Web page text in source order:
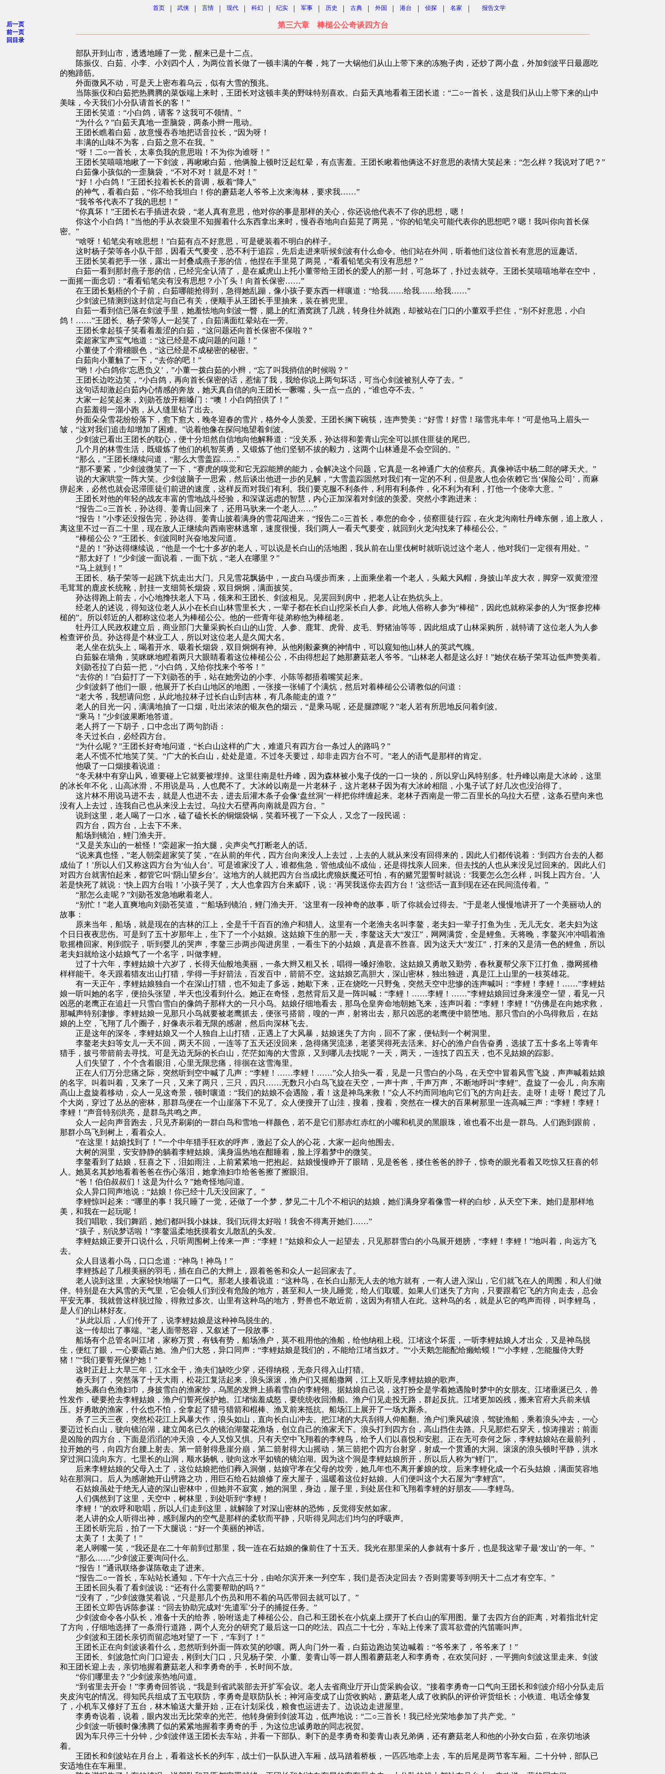
首页 | 武侠 | 言情 | 现代 | 科幻 | 纪实 | 军事 | 历史 | 古典 | 外国 | 港台 | 侦探 | 名家 | 报告文学
后一页
前一页
回目录
第三六章 棒槌公公奇谈四方台
部队开到山市，透透地睡了一觉，醒来已是十二点。
陈振仪、白茹、小李、小刘四个人，为两位首长做了一顿丰满的午餐，炖了一大锅他们从山上带下来的冻狍子肉，还炒了两小盘，外加剑波平日最愿吃
的狍蹄筋。
外面微风不动，可是天上密布着乌云，似有大雪的预兆。
当陈振仪和白茹把热腾腾的菜饭端上来时，王团长对这顿丰美的野味特别喜欢。白茹天真地看着王团长道：“二○一首长，这是我们从山上带下来的山中
美味，今天我们小分队请首长的客！”
王团长笑道：“小白鸽，请客？这我可不领情。”
“为什么？”白茹天真地一歪脑袋，两条小辫一甩动。
王团长瞧着白茹，故意慢吞吞地把话音拉长，“因为呀！
丰满的山味不为客，白茹之意不在我。”
“呀！二○一首长，太辜负我的意思啦！不为你为谁呀！”
王团长笑嘻嘻地瞅了一下剑波，再瞅瞅白茹，他俩脸上顿时泛起红晕，有点害羞。王团长瞅着他俩这不好意思的表情大笑起来：“怎么样？我说对了吧？”
白茹像小孩似的一歪脑袋，“不对不对！就是不对！”
“好！小白鸽！”王团长拉着长长的音调，板着“降人”
的神气，看着白茹，“你不给我坦白！你的蘑菇老人爷爷上次来海林，要求我……”
“我爷爷代表不了我的思想！”
“你真坏！”王团长右手插进衣袋，“老人真有意思，他对你的事是那样的关心，你还说他代表不了你的思想，嗯！
你这个小白鸽！”当他的手从衣袋里不知握着什么东西拿出来时，慢吞吞地向白茹晃了两晃，“你的铅笔尖可能代表你的思想吧？嗯！我叫你向首长保
密。”
“啥呀！铅笔尖有啥思想！”白茹有点不好意思，可是硬装着不明白的样子。
这时杨子荣等各小队干部，因看天气要变，恐不利于追踪，先后走进来听候剑波有什么命令。他们站在外间，听着他们这位首长有意思的逗趣话。
王团长笑着把手一张，露出一封叠成燕子形的信，他捏在手里晃了两晃，“看看铅笔尖有没有思想？”
白茹一看到那封燕子形的信，已经完全认清了，是在威虎山上托小董带给王团长的爱人的那一封，可急坏了，扑过去就夺。王团长笑嘻嘻地举在空中，
一面摇一面念叨：“看看铅笔尖有没有思想？小丫头！向首长保密……”
在王团长魁梧的个子前，白茹哪能抢得到，急得她乱蹦，像小孩子要东西一样嚷道：“给我……给我……给我……”
少剑波已猜测到这封信定与自己有关，便顺手从王团长手里抽来，装在裤兜里。
白茹一看到信已落在剑波手里，她羞怯地向剑波一瞥，腮上的红酒窝跳了几跳，转身往外就跑，却被站在门口的小董双手拦住，“别不好意思，小白
鸽！……”王团长、杨子荣等人一起笑了，白茹满面红晕站在一旁。
王团长拿起筷子笑看着羞涩的白茹，“这问题还向首长保密不保啦？”
栾超家宝声宝气地道：“这已经是不成问题的问题！”
小董使了个滑稽眼色，“这已经是不成秘密的秘密。”
白茹向小董触了一下，“去你的吧！”
“哟！小白鸽你‘忘恩负义’，”小董一拨白茹的小辫，“忘了叫我捎信的时候啦？”
王团长边吃边笑，“小白鸽，再向首长保密的话，惹恼了我，我给你说上两句坏话，可当心剑波被别人夺了去。”
这句话却激起白茹内心情感的奔放，她天真自信的向王团长一噘嘴，头一点一点的，“谁也夺不去。”
大家一起笑起来，刘勋苍放开粗嗓门：“噢！小白鸽招供了！”
白茹羞得一溜小跑，从人缝里钻了出去。
外面朵朵雪花纷纷落下，愈下愈大，晚冬迎春的雪片，格外令人羡爱。王团长搁下碗筷，连声赞美：“好雪！好雪！瑞雪兆丰年！”可是他马上眉头一
皱，“这对我们追击却增加了困难。”说着他像在探问地望着剑波。
少剑波已看出王团长的耽心，便十分坦然自信地向他解释道：“没关系，孙达得和姜青山完全可以抓住匪徒的尾巴。
几个月的林雪生活，既锻炼了他们的机智英勇，又锻炼了他们坚韧不拔的毅力，这两个山林通是不会空回的。”
“那么，”王团长继续问道，“那么大雪盖踪……”
“那不要紧，”少剑波微笑了一下，“赛虎的嗅觉和它无踪能辨的能力，会解决这个问题，它真是一名神通广大的侦察兵。真像神话中杨二郎的哮天犬。”
说的大家哄堂一阵大笑。少剑波脑子一思索，然后谈出他进一步的见解，“大雪盖踪固然对我们有一定的不利，但是敌人也会依赖它当‘保险公司’，而麻
痹起来，必然也就会迟滞匪徒们前进的速度，这样反而对我们有利。我们要克服不利条件，利用有利条件，化不利为有利，打他一个侥幸大意。”
王团长对他的年轻的战友丰富的雪地战斗经验，和深谋远虑的智慧，内心正加深着对剑波的羡爱。突然小李跑进来：
“报告二○三首长，孙达得、姜青山回来了，还用马驮来一个老人……”
“报告！”小李还没报告完，孙达得、姜青山披着满身的雪花闯进来，“报告二○三首长，奉您的命令，侦察匪徒行踪，在火龙沟南牡丹峰东侧，追上敌人，
离这里不过一百二十里，现在敌人正继续向西南密林逃窜，速度很慢。我们两人一看天气要变，就回到火龙沟找来了棒槌公公。”
“棒槌公公？”王团长、剑波同时兴奋地发问道。
“是的！”孙达得继续说，“他是一个七十多岁的老人，可以说是长白山的活地图，我从前在山里伐树时就听说过这个老人，他对我们一定很有用处。”
“那太好了！”少剑波一面说着，一面下炕，“老人在哪里？”
“马上就到！”
王团长、杨子荣等一起跳下炕走出大门。只见雪花飘扬中，一皮白马缓步而来，上面乘坐着一个老人，头戴大风帽，身披山羊皮大衣，脚穿一双黄澄澄
毛茸茸的鹿皮长统靴，肘挂一支细筒长烟袋，双目炯炯，满面披笑。
孙达得跑上前去，小心地搀扶老人下马，领来和王团长、剑波相见。见罢回到房中，把老人让在热炕头上。
经老人的述说，得知这位老人从小在长白山林雪里长大，一辈子都在长白山挖采长白人参。此地人俗称人参为“棒槌”，因此也就称采参的人为“抠参挖棒
槌的”。所以邻近的人都称这位老人为棒槌公公。他的一些青年徒弟称他为棒槌老。
牡丹江人民政权建立后，商业部门大量采购长白山的山货、人参、鹿茸、虎骨、皮毛、野猪油等等，因此组成了山林采购所，就特请了这位老人为人参
检查评价员。孙达得是个林业工人，所以对这位老人是久闻大名。
老人坐在炕头上，喝着开水、吸着长烟袋，双目炯炯有神。从他刚毅豪爽的神情中，可以窥知他山林人的英武气魄。
白茹躲在墙角，笑眯眯地瞪着两只大眼睛看着这位棒槌公公，不由得想起了她那蘑菇老人爷爷。“山林老人都是这么好！”她伏在杨子荣耳边低声赞美着。
刘勋苍拉了白茹一把，“小白鸽，又给你找来个爷爷！”
“去你的！”白茹打了一下刘勋苍的手，站在她旁边的小李、小陈等都捂着嘴笑起来。
少剑波斜了他们一眼，他展开了长白山地区的地图，一张接一张铺了个满炕，然后对着棒槌公公请教似的问道：
“老大爷，我想请问您，从此地拉林子过长白山到吉林，有几条能走的道？”
老人的目光一闪，满满地抽了一口烟，吐出浓浓的银灰色的烟云，“是乘马呢，还是腿蹽呢？”老人若有所思地反问着剑波。
“乘马！”少剑波果断地答道。
老人捋了一下胡子，口中念出了两句韵语：
冬天过长白，必经四方台。
“为什么呢？”王团长好奇地问道，“长白山这样的广大，难道只有四方台一条过人的路吗？”
老人不慌不忙地笑了笑。“广大的长白山，处处是道。不过冬天要过，却非走四方台不可。”老人的语气是那样的肯定。
他吸了一口烟接着说道：
“冬天林中有穿山风，谁要碰上它就要被埋掉。这里往南是牡丹峰，因为森林被小鬼子伐的一口一块的，所以穿山风特别多。牡丹峰以南是大冰岭，这里
的冰长年不化，山高冰滑，不用说是马，人也爬不了。大冰岭以南是一片老林子，这片老林子因为有大冰岭相阻，小鬼子试了好几次也没治得了。
这片林不用说马进不去，就是人也进不去，进去后灌木条子会像‘盘丝洞’一样把你绊缠起来。老林子西南是一带二百里长的乌拉大石壁，这条石壁向来也
没有人上去过，连我自己也从来没上去过。乌拉大石壁再向南就是四方台。”
说到这里，老人喝了一口水，磕了磕长长的铜烟袋锅，笑着环视了一下众人，又念了一段民谣：
四方台，四方台，上去下不来。
船场到镜泊，鲤门渔夫开。
“又是关东山的一桩怪！”栾超家一拍大腿，尖声尖气打断老人的话。
“说来真也怪，”老人朝栾超家笑了笑，“在从前的年代，四方台向来没人上去过，上去的人就从来没有回得来的，因此人们都传说着：‘到四方台去的人都
成仙了！’所以人们又称这四方台为‘仙人台’。可是谁家没了人，谁都焦急，管他成仙不成仙，还是得找亲人回来。但去找的人也从来没见过回来的。因此人们
对四方台就害怕起来，都管它叫‘阴山望乡台’。这地方的人就把四方台当成比虎狼妖魔还可怕，有的赌咒盟誓时就说：‘我要怎么怎么样，叫我上四方台。’人
若是快死了就说：‘快上四方台啦！’小孩子哭了，大人也拿四方台来威吓，说：‘再哭我送你去四方台！’这些话一直到现在还在民间流传着。”
“那怎么走呢？”刘勋苍发急地瞅着老人。
“别忙！”老人直爽地向刘勋苍笑道，“‘船场到镜泊，鲤门渔夫开。’这里有一段神奇的故事，听了你就会过得去。”于是老人慢慢地讲开了一个美丽动人的
故事：
原来当年，船场，就是现在的吉林的江上，全是千千百百的渔户和猎人。这里有一个老渔夫名叫李鳌，老夫妇一辈子打鱼为生，无儿无女。老夫妇为这
个日日夜夜悲伤。可是到了五十岁那年上，生下了一个小姑娘。这姑娘下生的那一天，李鳌这天大“发江”，网网满货，全是鲤鱼。天将晚，李鳌兴冲冲唱着渔
歌摇橹回家。刚到院子，听到婴儿的哭声，李鳌三步两步闯进房里，一看生下的小姑娘，真是喜不胜喜。因为这天大“发江”，打来的又是清一色的鲤鱼，所以
老夫妇就给这小姑娘气了一个名字，叫做李鲤。
过了十六年，李鲤姑娘十六岁了，长得天仙般地美丽，一条大辫又粗又长，唱得一嗓好渔歌。这姑娘又勇敢又勤劳，春秋夏帮父亲下江打鱼，撒网摇橹
样样能干。冬天跟着猎友出山打猎，学得一手好箭法，百发百中，箭箭不空。这姑娘艺高胆大，深山密林，独出独进，真是江上山里的一枝英雄花。
有一天正午，李鲤姑娘独自一个在深山打猎，也不知走了多远，她歇下来，正在烧吃一只野兔，突然天空中悲惨的连声喊叫：“李鲤！李鲤！……”李鲤姑
娘一听叫她的名字，便抬头张望，半天也没看到什么。她正在奇怪，忽然背后又是一阵叫喊：“李鲤！……李鲤！……”李鲤姑娘回过身来漫空一望，看见一只
凶恶的老鹰正在追赶一只雪白雪白的像鸽子那样大的一只小鸟。姑娘仔细地看去，那鸟仓皇奔命地朝她飞来，连声叫着：“李鲤！李鲤！”仿佛是在向她求救，
那喊声特别凄惨。李鲤姑娘一见那只小鸟就要被老鹰抓去，便张弓搭箭，嗖的一声，射将出去，那只凶恶的老鹰便中箭堕地。那只雪白的小鸟得救后，在姑
娘的上空，飞翔了几个圈子，好像表示着无限的感谢，然后向深林飞去。
正是这年的深冬，李鲤姑娘又一个人独自上山打猎，正遇上了大风暴，姑娘迷失了方向，回不了家，便钻到一个树洞里。
李鳌老夫妇等女儿一天不回，两天不回，一连等了五天还没回来，急得痛哭流涕，老婆哭得死去活来。好心的渔户自告奋勇，选拔了五十多名上等青年
猎手，披弓带箭前去寻找。可是无边无际的长白山，茫茫如海的大雪原，又到哪儿去找呢？一天，两天，一连找了四五天，也不见姑娘的踪影。
人们失望了，个个含着眼泪，心里无限悲痛，徘徊在这雪海里。
正在人们万分悲痛之际，突然听到空中喊了几声：“李鲤！……李鲤！……”众人抬头一看，见是一只雪白的小鸟，在天空中冒着风雪飞旋，声声喊着姑娘
的名字。叫着叫着，又来了一只，又来了两只，三只，四只……无数只小白鸟飞旋在天空，一声十声，千声万声，不断地呼叫“李鲤”。盘旋了一会儿，向东南
高山上盘旋着移动，众人一见这奇景，顿时嚷道：“我们的姑娘不会遇险，看！这是神鸟来救！”众人不约而同地向它们飞的方向赶去。走呀！走呀！爬过了几
个大岗，穿过了丛丛的密林，那群鸟便在一个山崖落下不见了。众人便搜开了山洼，搜着，搜着，突然在一棵大的百果树那里一连高喊三声：“李鲤！李鲤！
李鲤！”声音特别洪亮，是群鸟共鸣之声。
众人一起向声音跑去，只见齐刷刷的一群白鸟和雪地一样颜色，若不是它们那赤红赤红的小嘴和机灵的黑眼珠，谁也看不出是一群鸟。人们跑到跟前，
那群小鸟飞到树上，看着众人。
“在这里！姑娘找到了！”一个中年猎手狂欢的呼声，激起了众人的心花，大家一起向他围去。
大树的洞里，安安静静的躺着李鲤姑娘。满身温热地在酣睡着，脸上浮着梦中的微笑。
李鳌看到了姑娘，狂喜之下，泪如雨注，上前紧紧地一把抱起。姑娘慢慢睁开了眼睛，见是爸爸，搂住爸爸的脖子，惊奇的眼光看着又吃惊又狂喜的邻
人。她莫名其妙地看着爸爸在伤心落泪，她拿渔妇巾给爸爸擦了擦眼泪。
“爸！伯伯叔叔们！这是为什么？”她奇怪地问道。
众人异口同声地说：“姑娘！你已经十几天没回家了。”
李鲤惊叫起来：“哪里的事！我只睡了一觉，还做了一个梦，梦见二十几个不相识的姑娘，她们满身穿着像雪一样的白纱，从天空下来。她们是那样地
美，和我在一起玩呢！
我们唱歌，我们舞蹈，她们都叫我小妹妹。我们玩得太好啦！我舍不得离开她们……”
“孩子，别说梦话啦！”李鳌温柔地抚摸着女儿散乱的头发。
李鲤姑娘正要开口说什么，只听周围树上传来一声：“李鲤！”姑娘和众人一起望去，只见那群雪白的小鸟展开翅膀，“李鲤！李鲤！”地叫着，向远方飞
去。
众人目送着小鸟，口口念道：“神鸟！神鸟！”
李鲤拣起了几根美丽的羽毛，插在自己的大辫上，跟着爸爸和众人一起回家去了。
老人说到这里，大家轻快地喘了一口气。那老人接着说道：“这种鸟，在长白山那无人去的地方就有，一有人进入深山，它们就飞在人的周围，和人们做
伴。特别是在大风雪的天气里，它会领人们到没有危险的地方，甚至和人一块儿睡觉，给人们取暖。如果人们迷失了方向，只要跟着它飞的方向走去，总会
平安无事。我就曾这样脱过险，得救过多次。山里有这种鸟的地方，野兽也不敢近前，这因为有猎人在此。这种鸟的名，就是从它的鸣声而得，叫李鲤鸟，
是人们的山林好友。
“从此以后，人们传开了，说李鲤姑娘是这种神鸟脱生的。
这一传却出了事端。”老人面带怒容，又叙述了一段故事：
船场有个总管名叫江堵，家称万贯，有钱有势，船场渔户，莫不租用他的渔船，给他纳租上税。江堵这个坏蛋，一听李鲤姑娘人才出众，又是神鸟脱
生，便红了眼，一心要霸占她。渔户们大怒，异口同声：“李鲤姑娘是我们的，不能给江堵当奴才。”“小天鹅怎能配给癞蛤蟆！”“小李鲤，怎能服侍大野
猪！”“我们要誓死保护她！”
这时正赶上大旱三年，江水全干，渔夫们缺吃少穿，还得纳税，无奈只得入山打猎。
春天到了，突然落了十天大雨，松花江复活起来，浪头滚滚，渔户们又摇船撒网，江上又听见李鲤姑娘的歌声。
她头裹白色渔妇巾，身披雪白的渔家纱，乌黑的发辫上插着雪白的李鲤翎。据姑娘自己说，这打扮全是学着她遇险时梦中的女朋友。江堵垂涎已久，兽
性发作，硬要抢去李鲤姑娘，渔户们誓死保护她。江堵恼羞成怒，要统统收回渔船。渔户们见走投无路，群起反抗。江堵更加凶残，搬来官府大兵前来镇
压。好勇敢的渔家，什么也不怕，全拿起了猎弓猎箭和棍棒、渔叉前来抵抗。船场江上展开了一场大厮杀。
杀了三天三夜，突然松花江上风暴大作，浪头如山，直向长白山冲去。把江堵的大兵刮得人仰船翻。渔户们乘风破浪，驾驶渔船，乘着浪头冲去，一心
要迈过长白山，驶向镜泊湖，建立闻名已久的镜泊湖鳌花渔场，创立自己的渔家天下。浪头打到四方台，高山挡住去路。只见那烂石穿天，惊涛撞岩；前面
是凶险的四方台，下面是滔滔的冲天浪，令人又惊又惧。只有天空中飞翔着的李鲤鸟，给予人们以喜悦和安慰。正在无可奈何之际，李鲤姑娘站在最前列，
拉开她的弓，向四方台腰上射去。第一箭射得悬崖分崩，第二箭射得大山摇动，第三箭把个四方台射穿，射成一个贯通的大洞。滚滚的浪头顿时平静，洪水
穿过洞口流向东方。七里长的山洞，顺水扬帆，驶向这水平如镜的镜泊湖。因为这个洞是李鲤姑娘所开，所以后人称为“鲤门”。
后来李鲤姑娘的父母入土了，这位姑娘把他们葬入洞侧，姑娘守孝在父母的坟旁，她几年也不离开爹娘的坟。后来李鲤化成一个石头姑娘，满面笑容地
站在那洞口。后人为感谢她开山劈路之功，用巨石给石姑娘修了座大屋子，温暖着这位好姑娘。人们便叫这个大石屋为“李鲤宫”。
石姑娘虽处于绝无人迹的深山密林中，但她并不寂寞，她的洞里，身边，屋子里，到处居住和飞翔着李鲤的好朋友——李鲤鸟。
人们偶然到了这里，天空中，树林里，到处听到“李鲤！
李鲤！”的欢呼和歌唱，所以人们走到这里，就解除了对深山密林的恐怖，反觉得安然如家。
老人讲的众人听得出神，感到屋内的空气是那样的柔软而平静，只听得见同志们均匀的呼吸声。
王团长听完后，拍了一下大腿说：“好一个美丽的神话。
太美了！太美了！”
老人咧嘴一笑，“我还是在二十年前到过那里，我一连在石姑娘的像前住了十五天。我光在那里采的人参就有十多斤，也是我这辈子最‘发山’的一年。”
“那么……”少剑波正要询问什么。
“报告！”通讯联络参谋陈敬走了进来。
“报告二○一首长，车站站长通知，下午十六点三十分，由哈尔滨开来一列空车，我们是否决定回去？否则需要等到明天十二点才有空车。”
王团长回头看了看剑波说：“还有什么需要帮助的吗？”
“没有了，”少剑波微笑着说，“只是那几个伤员和用不着的马匹带回去就可以了。”
王团长立即告诉陈参谋：“回去协助完成对‘先遣军’分子的捕捉任务。”
少剑波命令各小队长，准备十天的给养，吩咐送走了棒槌公公。自己和王团长在小炕桌上摆开了长白山的军用图。量了去四方台的距离，对着指北针定
了方向，仔细地选择了一条滑行道路，两个人充分的研究了最后这一口的吃法。四点二十七分，车站上传来了震耳欲聋的汽笛嘶叫声。
少剑波和王团长亲切而留恋地对望了一下，“车到了！”
王团长正在向剑波谈着什么，忽然听到外面一阵欢笑的吵嚷。两人向门外一看，白茹边跑边笑边喊着：“爷爷来了，爷爷来了！”
王团长、剑波急忙向门口迎去，刚到大门口，只见杨子荣、小董、姜青山等一群人围着蘑菇老人和李勇奇，在欢笑问好，一平拥向剑波这里走来。剑波
和王团长迎上去，亲切地握着蘑菇老人和李勇奇的手，长时间不放。
“你们哪里去？”少剑波亲热地问道。
“到省里去开会！”李勇奇回答说，“我是到省武装部去开扩军会议。老人去省商业厅开山货采购会议。”接着李勇奇一口气向王团长和剑波介绍小分队走后
夹皮沟屯的情况。得知民兵组成了五屯联防，李勇奇是联防队长；神河庙变成了山货收购站，蘑菇老人成了收购队的评价评货组长；小铁道、电话全修复
了，小机车又修好了五台，林木输送大量开始，正在计划采伐，粮食也运进去了。边说边走进屋里。
李勇奇说着，说着，眼内发出无比荣幸的光芒。他转身俯到剑波耳边，低声地说：“二○三首长！我已经光荣地参加了共产党。”
少剑波一听顿时像沸腾了似的紧紧地握着李勇奇的手，为这位忠诚勇敢的同志祝贺。
因为车只停三十分钟，少剑波伴送王团长去车站，并看一下部队。剩下的是李勇奇和姜青山表兄弟俩，还有蘑菇老人和他的小孙女白茹，在亲切地谈
着。
王团长和剑波站在月台上，看着这长长的列车，战士们一队队进入车厢，战马踏着桥板，一匹匹地牵上去，车的后尾是两节客车厢。二十分钟，部队已
安适地住在车厢里。